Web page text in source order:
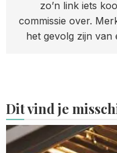
zo’n link iets
commissie over.
het gevolg zijn van
Dit vind je
Read
more